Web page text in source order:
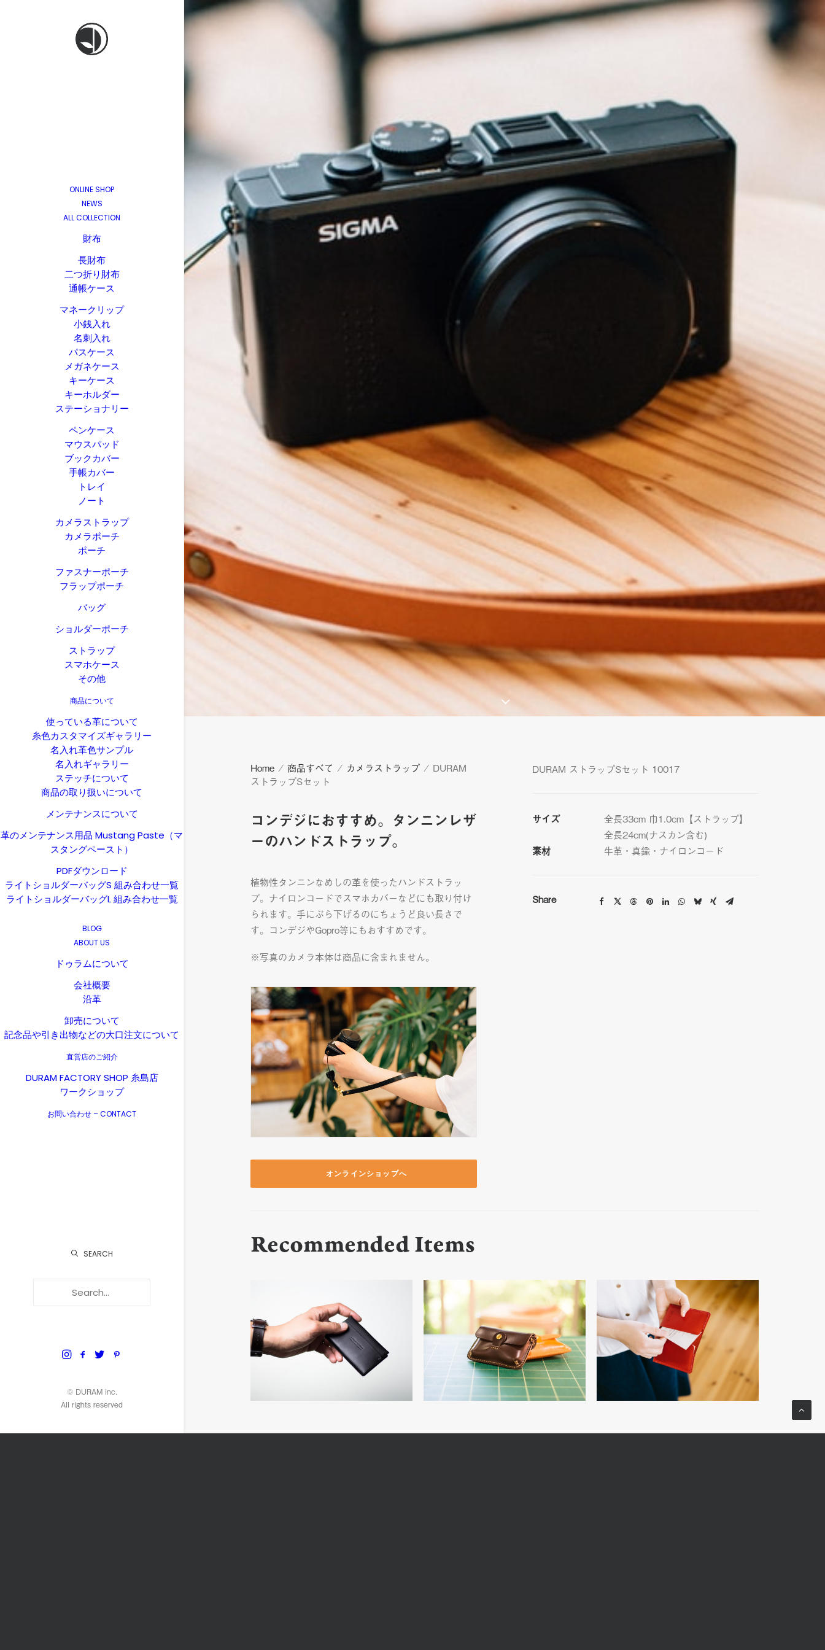
ONLINE SHOP
NEWS
ALL COLLECTION
財布
長財布
二つ折り財布
通帳ケース
マネークリップ
小銭入れ
名刺入れ
パスケース
メガネケース
キーケース
キーホルダー
ステーショナリー
ペンケース
マウスパッド
ブックカバー
手帳カバー
トレイ
ノート
カメラストラップ
カメラポーチ
ポーチ
ファスナーポーチ
フラップポーチ
バッグ
ショルダーポーチ
ストラップ
スマホケース
その他
商品について
使っている革について
糸色カスタマイズギャラリー
名入れ革色サンプル
名入れギャラリー
ステッチについて
商品の取り扱いについて
メンテナンスについて
革のメンテナンス用品 Mustang Paste（マ
スタングペースト）
PDFダウンロード
ライトショルダーバッグS 組み合わせ一覧
ライトショルダーバッグL 組み合わせ一覧
BLOG
ABOUT US
ドゥラムについて
会社概要
沿革
卸売について
記念品や引き出物などの大口注文について
直営店のご紹介
DURAM FACTORY SHOP 糸島店
ワークショップ
お問い合わせ – CONTACT
SEARCH
© DURAM inc.
All rights reserved
Home ⁄ 商品すべて ⁄ カメラストラップ ⁄ DURAM
ストラップSセット
コンデジにおすすめ。タンニンレザ
ーのハンドストラップ。
植物性タンニンなめしの革を使ったハンドストラッ
プ。ナイロンコードでスマホカバーなどにも取り付け
られます。手にぶら下げるのにちょうど良い長さで
す。コンデジやGopro等にもおすすめです。
※写真のカメラ本体は商品に含まれません。
オンラインショップへ
DURAM ストラップSセット 10017
サイズ
全長33cm 巾1.0cm【ストラップ】
全長24cm(ナスカン含む)
素材
牛革・真鍮・ナイロンコード
Share
Recommended Items